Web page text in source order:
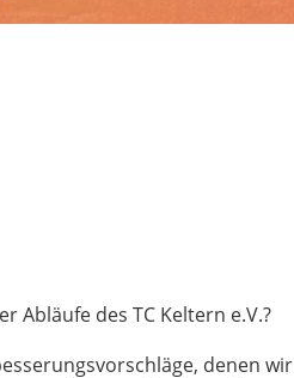
Abläufe des TC Keltern e.V.?
denen wir